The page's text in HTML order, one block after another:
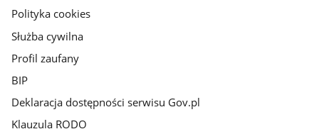
Polityka cookies
Służba cywilna
Profil zaufany
BIP
Deklaracja dostępności serwisu Gov.pl
Klauzula RODO